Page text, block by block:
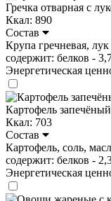
Гречка отварная с
Ккал: 890
Состав
Крупа гречневая,
содержит: белков -
Энергетическая
Картофель
Ккал: 703
Состав
Картофель, соль,
содержит: белков -
Энергетическая